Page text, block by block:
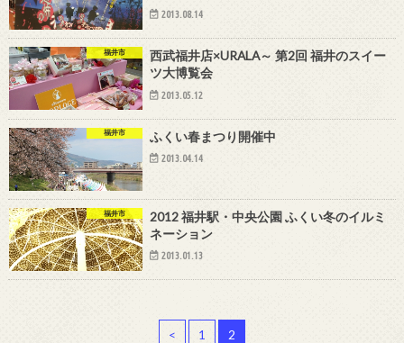
2013.08.14
福井市
西武福井店×URALA～ 第2回 福井のスイー
ツ大博覧会
2013.05.12
福井市 ふくい春まつり開催中
2013.04.14
福井市
2012 福井駅・中央公園 ふくい冬のイルミ
ネーション
2013.01.13
< 1 2